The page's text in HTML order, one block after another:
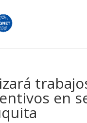
en